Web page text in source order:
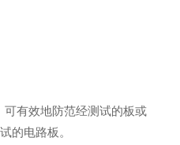
有效地防范经测试的板或
的电路板。